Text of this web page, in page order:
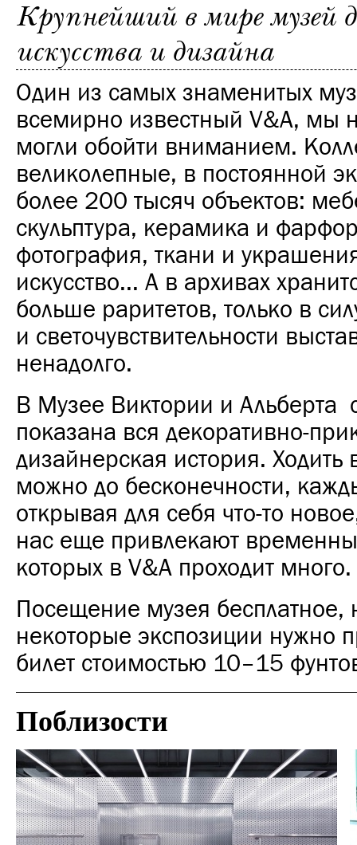
Крупнейший в мире музей
искусства и дизайна
Один из самых знаменитых
всемирно известный V&A, мы
могли обойти вниманием.
великолепные, в постоянной
более 200 тысяч объектов:
скульптура, керамика и
фотография, ткани и
искусство... А в архивах
больше раритетов, только в
и светочувствительности
ненадолго.
В Музее Виктории и Альберта
показана вся декоративно-
дизайнерская история. Ходить
можно до бесконечности,
открывая для себя что-то
нас еще привлекают
которых в V&A проходит много.
Посещение музея бесплатное,
некоторые экспозиции нужно
билет стоимостью 10–15
Поблизости